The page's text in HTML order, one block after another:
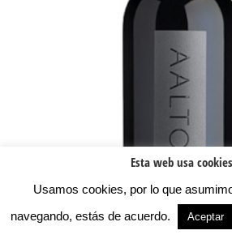
Esta web usa cookies
Usamos cookies, por lo que
navegando, estás de acuerdo.
Aceptar